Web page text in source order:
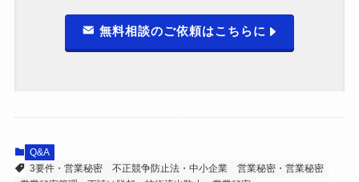
無料相談のご依頼はこちらに
Q&A
3要件・営業秘密
不正競争防止法・中小企業
営業秘密・営業秘密